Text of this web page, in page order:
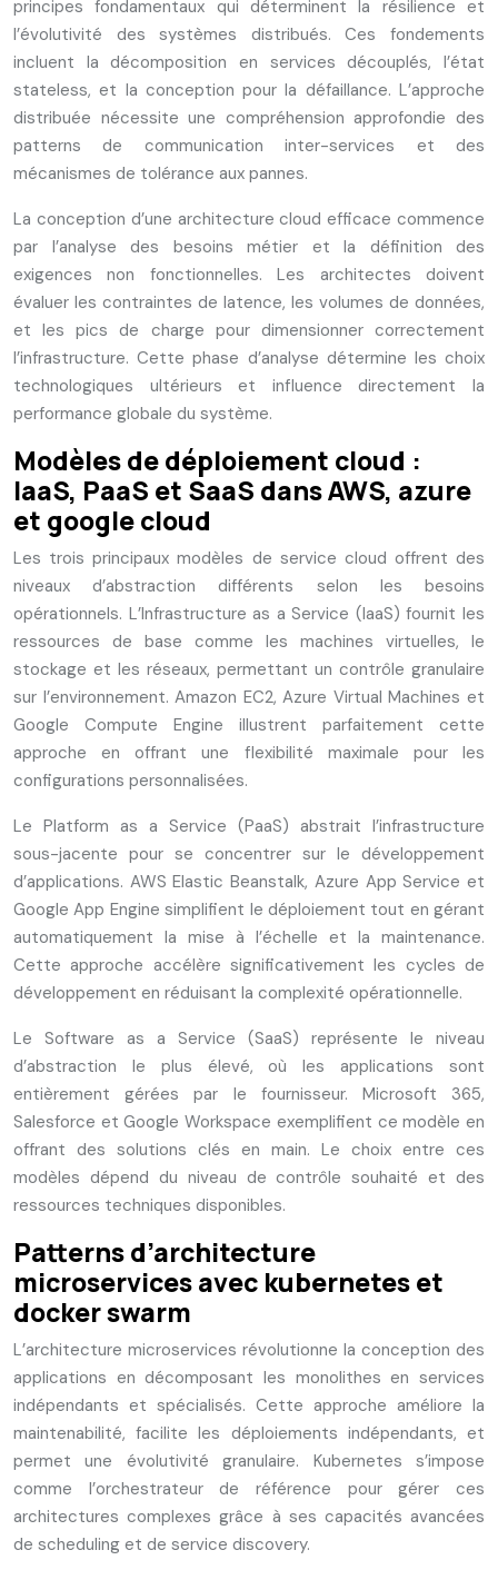
principes fondamentaux qui déterminent la résilience et
l’évolutivité des systèmes distribués. Ces fondements
incluent la décomposition en services découplés, l’état
stateless, et la conception pour la défaillance. L’approche
distribuée nécessite une compréhension approfondie des
patterns de communication inter-services et des
mécanismes de tolérance aux pannes.
La conception d’une architecture cloud efficace commence
par l’analyse des besoins métier et la définition des
exigences non fonctionnelles. Les architectes doivent
évaluer les contraintes de latence, les volumes de données,
et les pics de charge pour dimensionner correctement
l’infrastructure. Cette phase d’analyse détermine les choix
technologiques ultérieurs et influence directement la
performance globale du système.
Modèles de déploiement cloud :
IaaS, PaaS et SaaS dans AWS, azure
et google cloud
Les trois principaux modèles de service cloud offrent des
niveaux d’abstraction différents selon les besoins
opérationnels. L’Infrastructure as a Service (IaaS) fournit les
ressources de base comme les machines virtuelles, le
stockage et les réseaux, permettant un contrôle granulaire
sur l’environnement. Amazon EC2, Azure Virtual Machines et
Google Compute Engine illustrent parfaitement cette
approche en offrant une flexibilité maximale pour les
configurations personnalisées.
Le Platform as a Service (PaaS) abstrait l’infrastructure
sous-jacente pour se concentrer sur le développement
d’applications. AWS Elastic Beanstalk, Azure App Service et
Google App Engine simplifient le déploiement tout en gérant
automatiquement la mise à l’échelle et la maintenance.
Cette approche accélère significativement les cycles de
développement en réduisant la complexité opérationnelle.
Le Software as a Service (SaaS) représente le niveau
d’abstraction le plus élevé, où les applications sont
entièrement gérées par le fournisseur. Microsoft 365,
Salesforce et Google Workspace exemplifient ce modèle en
offrant des solutions clés en main. Le choix entre ces
modèles dépend du niveau de contrôle souhaité et des
ressources techniques disponibles.
Patterns d’architecture
microservices avec kubernetes et
docker swarm
L’architecture microservices révolutionne la conception des
applications en décomposant les monolithes en services
indépendants et spécialisés. Cette approche améliore la
maintenabilité, facilite les déploiements indépendants, et
permet une évolutivité granulaire. Kubernetes s’impose
comme l’orchestrateur de référence pour gérer ces
architectures complexes grâce à ses capacités avancées
de scheduling et de service discovery.